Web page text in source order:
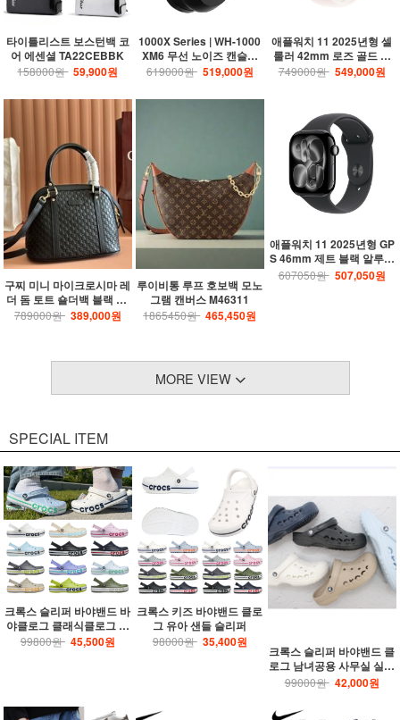
타이틀리스트 보스턴백 코
어 에센셜 TA22CEBBK
158000원 59,900원
1000X Series | WH-1000
XM6 무선 노이즈 캔슬링
헤드폰
619000원 519,000원
애플워치 11 2025년형 셀
룰러 42mm 로즈 골드 알
루미늄, 라이트 블러시 스
749000원 549,000원
구찌 미니 마이크로시마 레
더 돔 토트 숄더백 블랙 44
9654 BMJ1G 1000
789000원 389,000원
루이비통 루프 호보백 모노
그램 캔버스 M46311
1865450원 465,450원
애플워치 11 2025년형 GP
S 46mm 제트 블랙 알루미
늄, 블랙 스포츠 밴드 (S/M)
MEUW4KH/A
607050원 507,050원
MORE VIEW
SPECIAL ITEM
크록스 슬리퍼 바야밴드 바
야클로그 클래식클로그 크
록밴드 샌들
99800원 45,500원
크록스 키즈 바야밴드 클로
그 유아 샌들 슬리퍼
98000원 35,400원
크록스 슬리퍼 바야밴드 클
로그 남녀공용 사무실 실내
화
99000원 42,000원